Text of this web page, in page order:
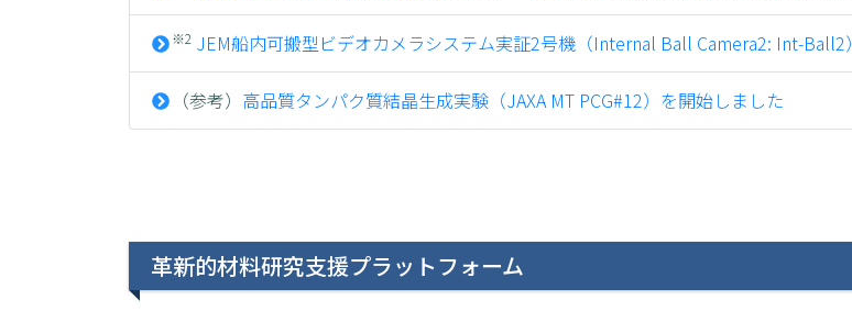
※2 JEM船内可搬型ビデオカメラシステム実証2号機（Internal Ball Camera2: Int-Ball2）
（参考） 高品質タンパク質結晶生成実験（JAXA MT PCG#12）を開始しました
革新的材料研究支援プラットフォーム